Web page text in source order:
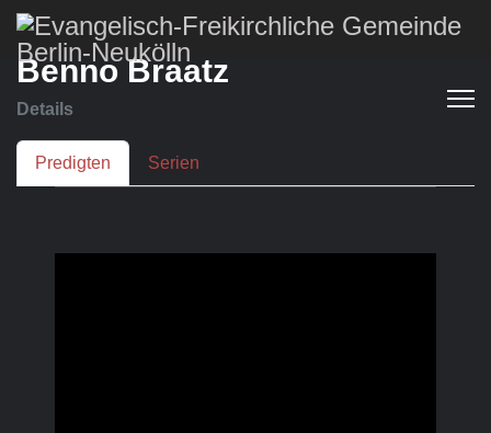
Benno Braatz
Details
Predigten Serien